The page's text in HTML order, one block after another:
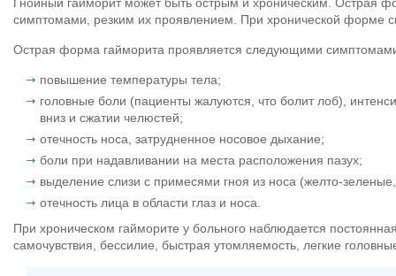
симптомами, резким их проявлением. При хронической форме
Острая форма гайморита проявляется следующими
повышение температуры тела;
головные боли (пациенты жалуются, что болит лоб),
вниз и сжатии челюстей;
отечность носа, затрудненное носовое дыхание;
боли при надавливании на места расположения пазух;
выделение слизи с примесями гноя из носа (желто-
отечность лица в области глаз и носа.
При хроническом гайморите у больного наблюдается
самочувствия, бессилие, быстрая утомляемость, легкие